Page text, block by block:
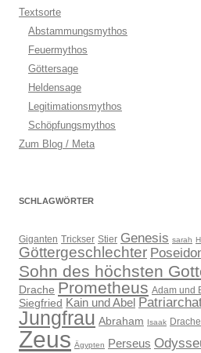
Textsorte
Abstammungsmythos
Feuermythos
Göttersage
Heldensage
Legitimationsmythos
Schöpfungsmythos
Zum Blog / Meta
SCHLAGWÖRTER
Giganten Trickser Stier Genesis sarah
Göttergeschlechter
Sohn des höchsten
Drache Prometheus Adam und
Siegfried Kain und Abel
Jungfrau Abraham Isaak
Zeus Ägypten Perseus